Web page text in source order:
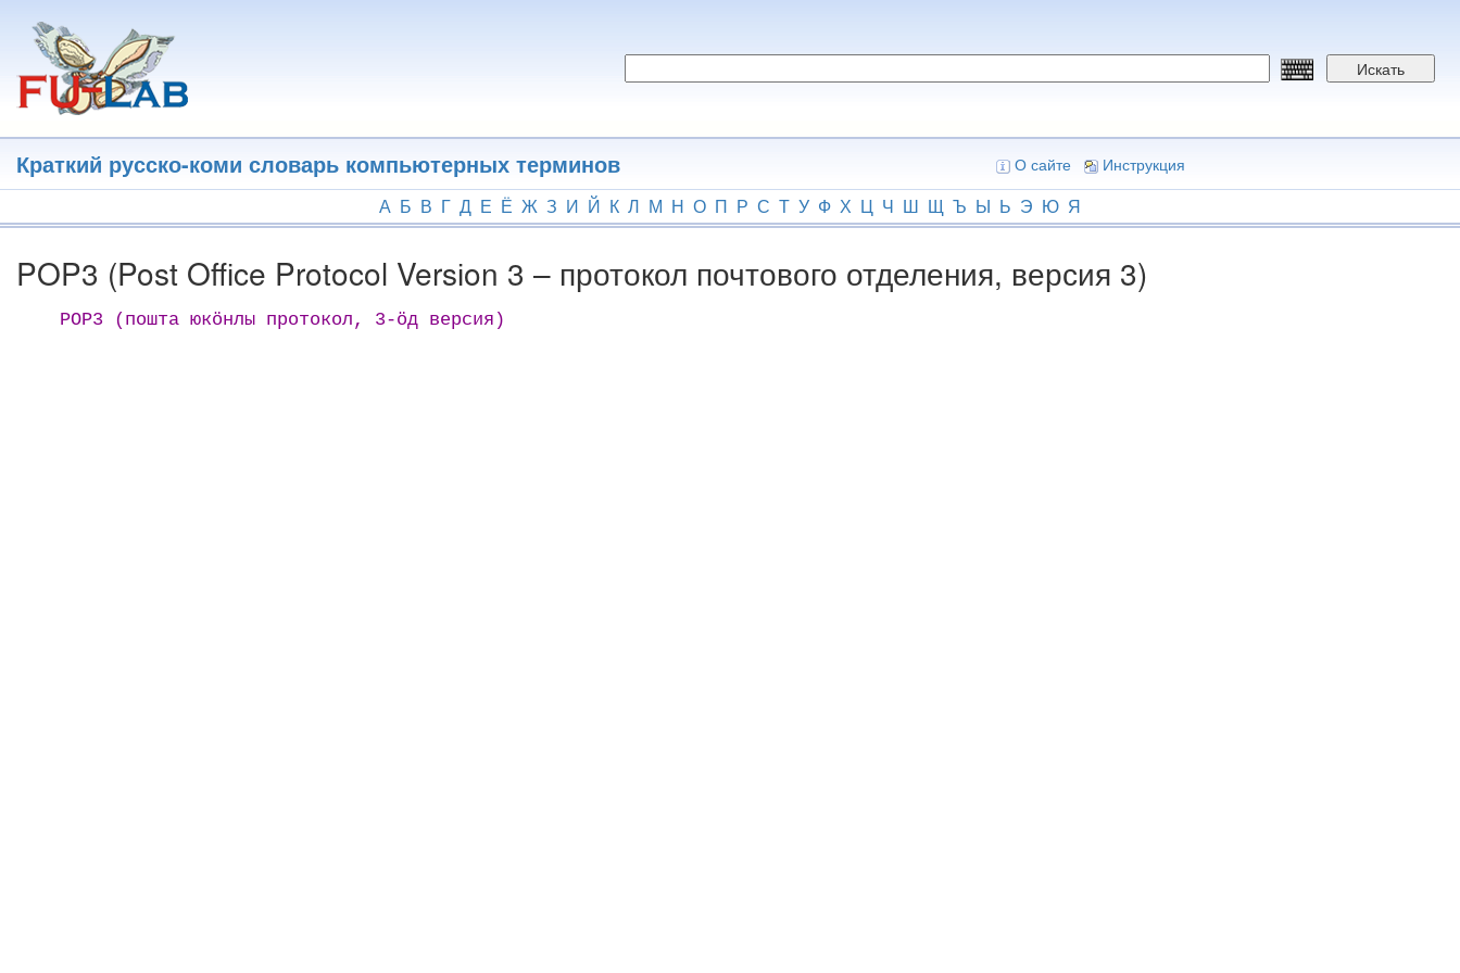
основному
содержанию
Искать
Краткий русско-коми словарь компьютерных терминов О сайте Инструкция
А Б В Г Д Е Ё Ж З И Й К Л М Н О П Р С Т У Ф Х Ц Ч Ш Щ Ъ Ы Ь Э Ю Я
POP3 (Post Offіce Protocol Versіon 3 – протокол почтового отделения, версия 3)
POP3 (пошта юкӧнлы протокол, 3-ӧд версия)